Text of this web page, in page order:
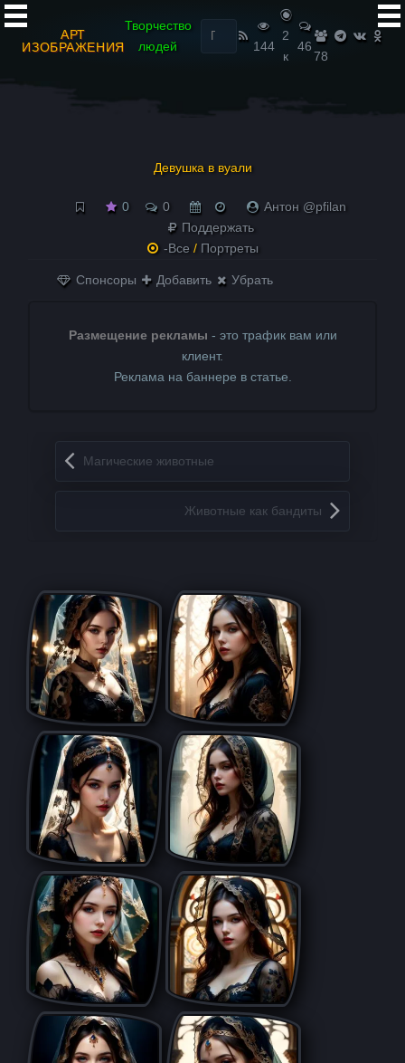
АРТ
ИЗОБРАЖЕНИЯ
Творчество
людей
Найти:
144
2
к
46
78
Девушка в вуали
0 0
Антон @pfilan
Поддержать
-Все / Портреты
Спонсоры Добавить Убрать
Размещение рекламы - это трафик вам или
клиент.
Реклама на баннере в статье.
Запись навигация
Магические животные
Животные как бандиты